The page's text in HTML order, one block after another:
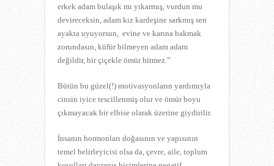
erkek adam bulaşık mı yıkarmış, vurdun mu
devireceksin, adam kız kardeşine sarkmış sen
ayakta uyuyorsun, evine ve karına bakmak
zorundasın, küfür bilmeyen adam adam
değildir, bir çiçekle ömür bitmez.”
Bütün bu güzel(!) motivasyonların yardımıyla
cinsin iyice tescillenmiş olur ve ömür boyu
çıkmayacak bir elbise olarak üzerine giydirilir.
İnsanın hormonları doğasının ve yapısının
temel belirleyicisi olsa da, çevre, aile, toplum